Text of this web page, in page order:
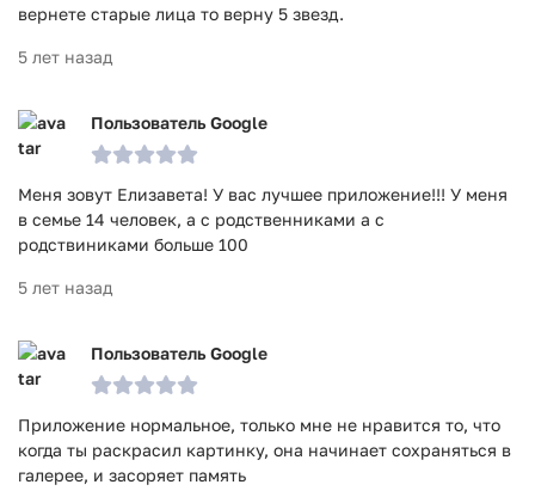
вернете старые лица то верну 5 звезд.
5 лет назад
Пользователь Google
Меня зовут Елизавета! У вас лучшее приложение!!! У меня
в семье 14 человек, а с родственниками а с
родствиниками больше 100
5 лет назад
Пользователь Google
Приложение нормальное, только мне не нравится то, что
когда ты раскрасил картинку, она начинает сохраняться в
галерее, и засоряет память